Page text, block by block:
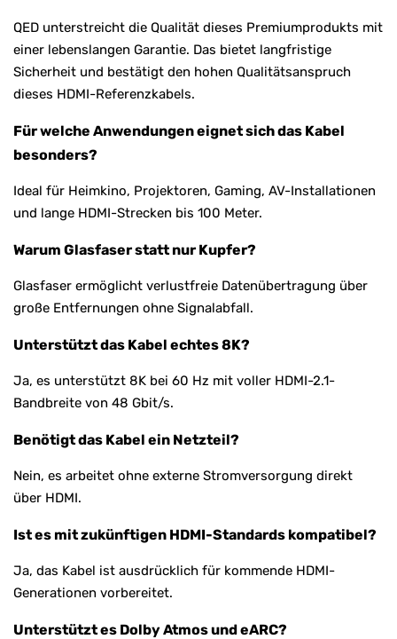
QED unterstreicht die Qualität dieses Premiumprodukts mit
einer lebenslangen Garantie. Das bietet langfristige
Sicherheit und bestätigt den hohen Qualitätsanspruch
dieses HDMI-Referenzkabels.
Für welche Anwendungen eignet sich das Kabel
besonders?
Ideal für Heimkino, Projektoren, Gaming, AV-Installationen
und lange HDMI-Strecken bis 100 Meter.
Warum Glasfaser statt nur Kupfer?
Glasfaser ermöglicht verlustfreie Datenübertragung über
große Entfernungen ohne Signalabfall.
Unterstützt das Kabel echtes 8K?
Ja, es unterstützt 8K bei 60 Hz mit voller HDMI-2.1-
Bandbreite von 48 Gbit/s.
Benötigt das Kabel ein Netzteil?
Nein, es arbeitet ohne externe Stromversorgung direkt
über HDMI.
Ist es mit zukünftigen HDMI-Standards kompatibel?
Ja, das Kabel ist ausdrücklich für kommende HDMI-
Generationen vorbereitet.
Unterstützt es Dolby Atmos und eARC?